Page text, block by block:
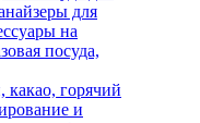
для
на
посуда,
какао, горячий
и